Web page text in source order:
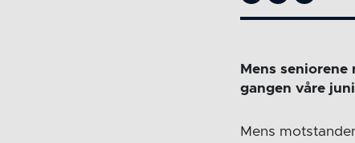
Mens
gangen våre
Mens